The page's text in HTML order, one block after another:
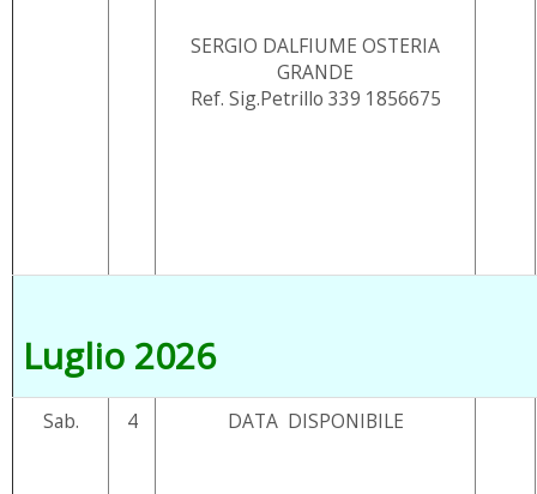
SERGIO DALFIUME OSTERIA
GRANDE
Ref. Sig.Petrillo 339 1856675
Luglio 2026
Sab. 4 DATA DISPONIBILE